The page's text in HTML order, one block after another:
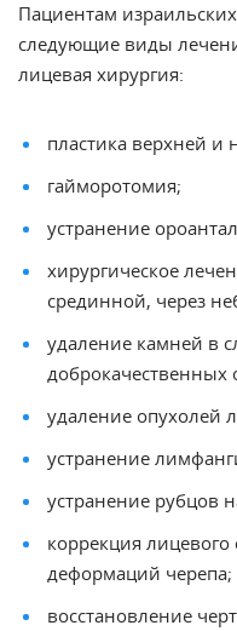
Пациентам
следующие виды
лицевая хирургия:
пластика верхней и
гайморотомия;
устранение
хирургическое
срединной, через
удаление камней в
удаление опухолей
устранение
устранение рубцов
коррекция лицевого
деформаций черепа;
восстановление